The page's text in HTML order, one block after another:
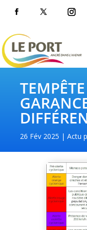
26 Fév 2025 Actu